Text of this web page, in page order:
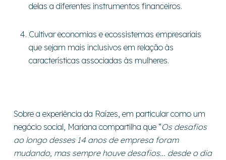
delas a diferentes instrumentos financeiros.
Cultivar economias e ecossistemas empresariais
que sejam mais inclusivos em relação às
características associadas às mulheres.
Sobre a experiência da Raízes, em particular como um
negócio social, Mariana compartilha que “Os desafios
ao longo desses 14 anos de empresa foram
mudando, mas sempre houve desafios… desde o dia